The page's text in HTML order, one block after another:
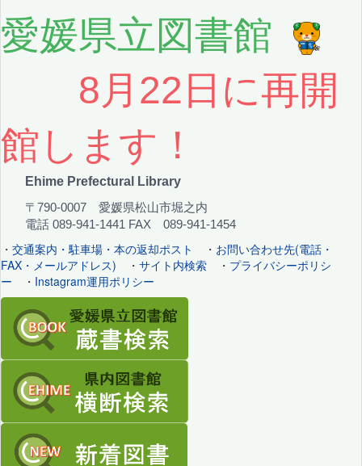
愛媛県立図書館
8月22日に再開
館します！
Ehime Prefectural Library
〒790-0007 愛媛県松山市堀之内
電話 089-941-1441 FAX 089-941-1454
・ 交通案内・駐車場・本の返却ポスト ・ お問い合わせ先(電話・
FAX・メールアドレス) ・ サイト内検索 ・ プライバシーポリシ
ー ・ Instagram運用ポリシー